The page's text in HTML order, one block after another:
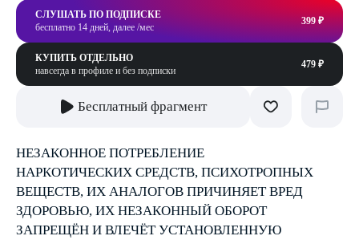
СЛУШАТЬ ПО ПОДПИСКЕ
бесплатно 14 дней, далее /мес
399 ₽
КУПИТЬ ОТДЕЛЬНО
навсегда в профиле и без подписки
479 ₽
Бесплатный фрагмент
НЕЗАКОННОЕ ПОТРЕБЛЕНИЕ
НАРКОТИЧЕСКИХ СРЕДСТВ, ПСИХОТРОПНЫХ
ВЕЩЕСТВ, ИХ АНАЛОГОВ ПРИЧИНЯЕТ ВРЕД
ЗДОРОВЬЮ, ИХ НЕЗАКОННЫЙ ОБОРОТ
ЗАПРЕЩЁН И ВЛЕЧЁТ УСТАНОВЛЕННУЮ